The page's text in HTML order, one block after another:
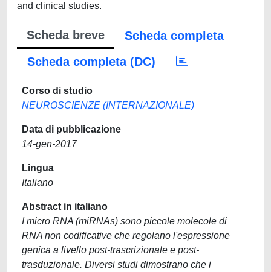
and clinical studies.
Scheda breve
Scheda completa
Scheda completa (DC)
Corso di studio
NEUROSCIENZE (INTERNAZIONALE)
Data di pubblicazione
14-gen-2017
Lingua
Italiano
Abstract in italiano
I micro RNA (miRNAs) sono piccole molecole di
RNA non codificative che regolano l'espressione
genica a livello post-trascrizionale e post-
trasduzionale. Diversi studi dimostrano che i